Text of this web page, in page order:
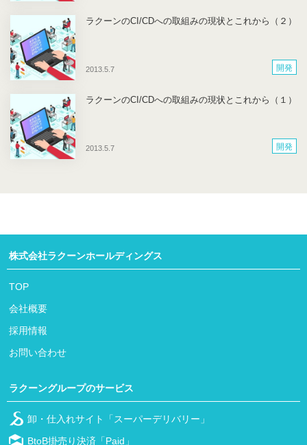
2013.5.7
ラクーンのCI/CDへの取組みの現状とこれから（２）
開発
2013.5.7
ラクーンのCI/CDへの取組みの現状とこれから（１）
開発
株式会社ラクーンホールディングス
TOP
会社概要
採用情報
お問い合わせ
ラクーングループのサービス
卸・仕入れサイト「スーパーデリバリー」
BtoB掛売り決済「Paid」